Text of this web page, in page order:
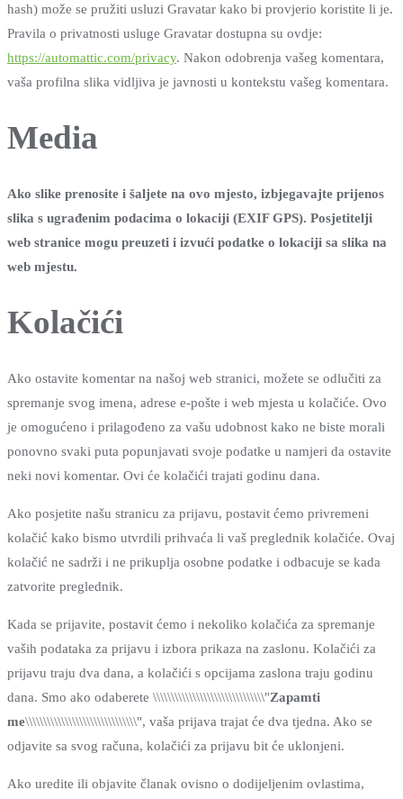
hash) može se pružiti usluzi Gravatar kako bi provjerio koristite li je.
Pravila o privatnosti usluge Gravatar dostupna su ovdje:
https://automattic.com/privacy. Nakon odobrenja vašeg komentara,
vaša profilna slika vidljiva je javnosti u kontekstu vašeg komentara.
Media
Ako slike prenosite i šaljete na ovo mjesto, izbjegavajte prijenos
slika s ugrađenim podacima o lokaciji (EXIF GPS). Posjetitelji
web stranice mogu preuzeti i izvući podatke o lokaciji sa slika na
web mjestu.
Kolačići
Ako ostavite komentar na našoj web stranici, možete se odlučiti za
spremanje svog imena, adrese e-pošte i web mjesta u kolačiće. Ovo
je omogućeno i prilagođeno za vašu udobnost kako ne biste morali
ponovno svaki puta popunjavati svoje podatke u namjeri da ostavite
neki novi komentar. Ovi će kolačići trajati godinu dana.
Ako posjetite našu stranicu za prijavu, postavit ćemo privremeni
kolačić kako bismo utvrdili prihvaća li vaš preglednik kolačiće. Ovaj
kolačić ne sadrži i ne prikuplja osobne podatke i odbacuje se kada
zatvorite preglednik.
Kada se prijavite, postavit ćemo i nekoliko kolačića za spremanje
vaših podataka za prijavu i izbora prikaza na zaslonu. Kolačići za
prijavu traju dva dana, a kolačići s opcijama zaslona traju godinu
dana. Smo ako odaberete \\\\\\\\\\\\\\\\\\\\\\\\\\\\\\\"Zapamti
me\\\\\\\\\\\\\\\\\\\\\\\\\\\\\\\", vaša prijava trajat će dva tjedna. Ako se
odjavite sa svog računa, kolačići za prijavu bit će uklonjeni.
Ako uredite ili objavite članak ovisno o dodijeljenim ovlastima,